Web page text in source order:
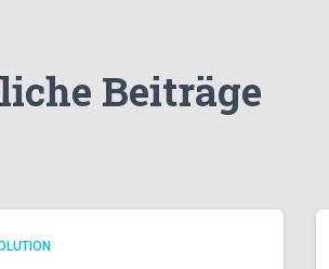
Beiträge